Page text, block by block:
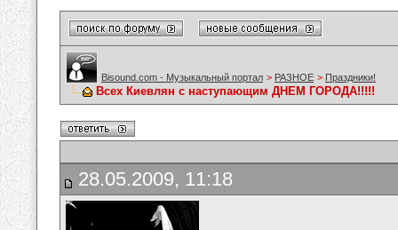
Bisound.com - Музыкальный портал > РАЗНОЕ > Праздники!
Всех Киевлян с наступающим ДНЕМ ГОРОДА!!!!!
28.05.2009, 11:18